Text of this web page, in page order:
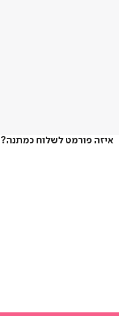
איזה פורמט לשלוח כמתנה?